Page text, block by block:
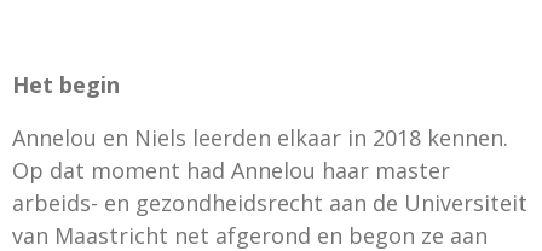
Het begin
Annelou en Niels leerden elkaar in 2018 kennen.
Op dat moment had Annelou haar master
arbeids- en gezondheidsrecht aan de Universiteit
van Maastricht net afgerond en begon ze aan